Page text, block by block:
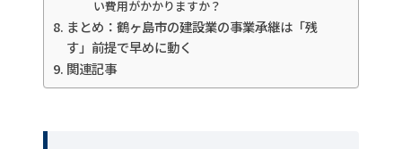
い費用がかかりますか？
まとめ：鶴ヶ島市の建設業の事業承継は「残
す」前提で早めに動く
関連記事